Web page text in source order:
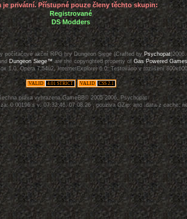
je privátní. Přístupné pouze členy těchto skupin:
Registrované
DS Modders
počítačové akční RPG hry Dungeon Siege (Crafted by Psychopat)2006.
Dungeon Siege™ are the copyrighted property of Gas Powered
1.0, Opera 7.54u2, InternetExplorer 6.0; Testováno v rozlišení
VALID 4.01 STRICT VALID CSS 2.1
práva vyhrazena GameBB© 2005-2006, Psychopat
0.00196 s v: 07:32:46, 07.08.26 , pouziva GZip: ano ,data z cache: